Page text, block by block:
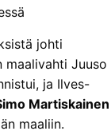
johti
maalivahti Juuso
ja Ilves-
Martiskainen
maaliin.